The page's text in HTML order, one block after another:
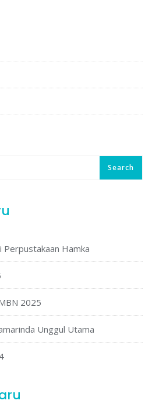
Perpustakaan Hamka
2025
Unggul Utama